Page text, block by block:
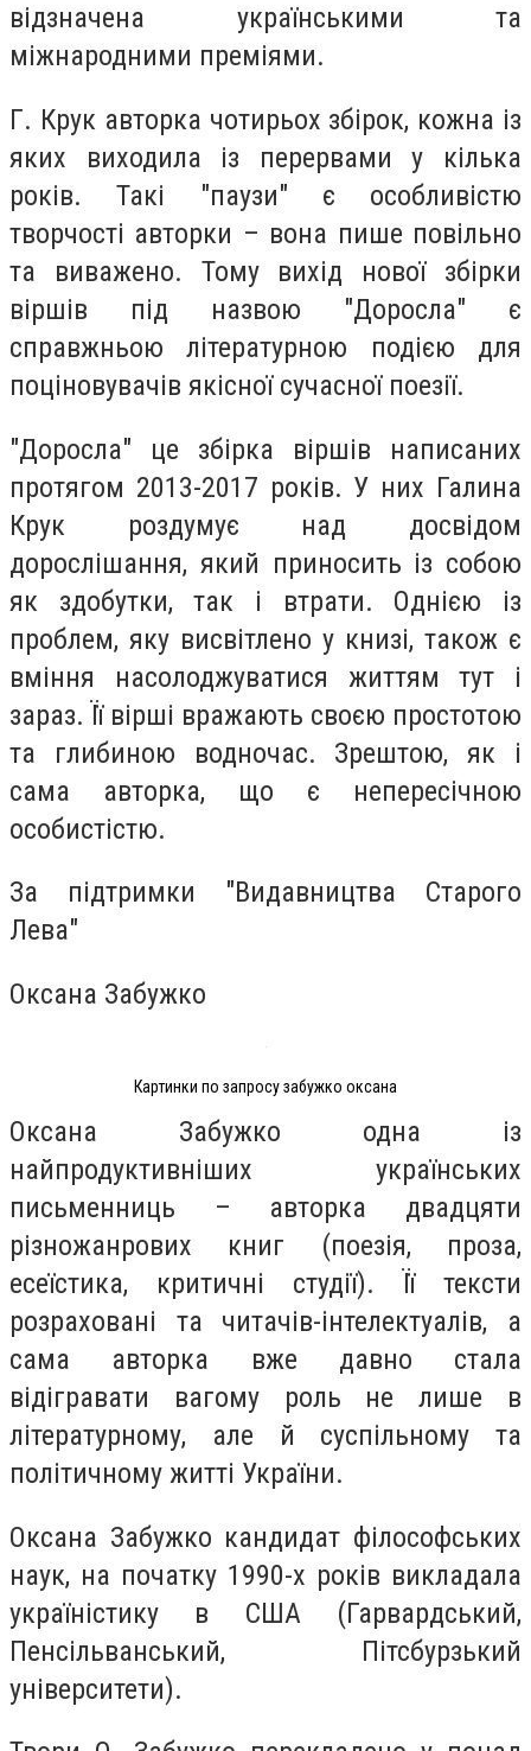
відзначена українськими та
міжнародними преміями.
Г. Крук авторка чотирьох збірок, кожна із
яких виходила із перервами у кілька
років. Такі "паузи" є особливістю
творчості авторки – вона пише повільно
та виважено. Тому вихід нової збірки
віршів під назвою "Доросла" є
справжньою літературною подією для
поціновувачів якісної сучасної поезії.
"Доросла" це збірка віршів написаних
протягом 2013-2017 років. У них Галина
Крук роздумує над досвідом
дорослішання, який приносить із собою
як здобутки, так і втрати. Однією із
проблем, яку висвітлено у книзі, також є
вміння насолоджуватися життям тут і
зараз. Її вірші вражають своєю простотою
та глибиною водночас. Зрештою, як і
сама авторка, що є непересічною
особистістю.
За підтримки "Видавництва Старого
Лева"
Оксана Забужко
Картинки по запросу забужко оксана
Оксана Забужко одна із
найпродуктивніших українських
письменниць – авторка двадцяти
різножанрових книг (поезія, проза,
есеїстика, критичні студії). Її тексти
розраховані та читачів-інтелектуалів, а
сама авторка вже давно стала
відігравати вагому роль не лише в
літературному, але й суспільному та
політичному житті України.
Оксана Забужко кандидат філософських
наук, на початку 1990-х років викладала
україністику в США (Гарвардський,
Пенсільванський, Пітсбурзький
університети).